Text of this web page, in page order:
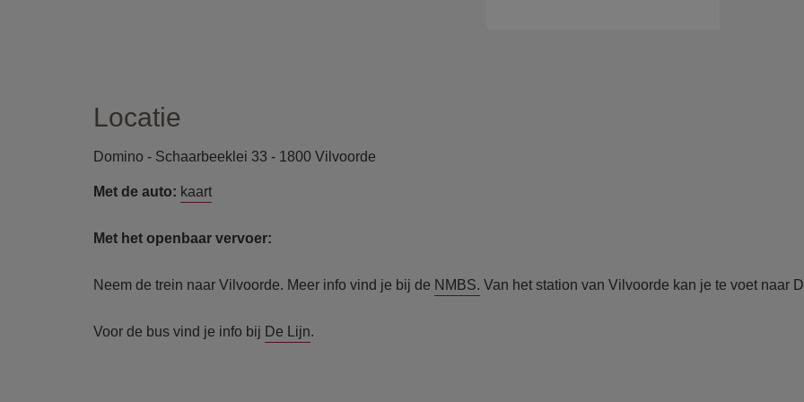
Locatie
Domino - Schaarbeeklei 33 - 1800 Vilvoorde
Met de auto: kaart
Met het openbaar vervoer:
Neem de trein naar Vilvoorde. Meer info vind je bij de NMBS. Van het station van Vilvoorde kan je te voet naar
Voor de bus vind je info bij De Lijn.